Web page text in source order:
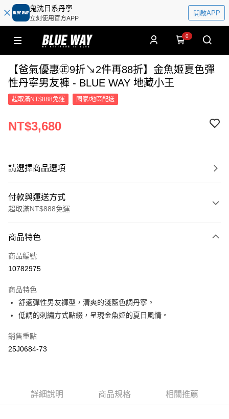
鬼洗日系丹寧
立刻使用官方APP
開啟APP
0
【爸氣優惠㊣9折↘2件再88折】金魚姬夏色彈
性丹寧男友褲 - BLUE WAY 地藏小王
超取滿NT$888免運 國家/地區配送
NT$3,680
請選擇商品選項
付款與運送方式
超取滿NT$888免運
信用卡一次付款
超商取貨付款
Apple Pay
街口支付
悠遊付
大哥付你分期
商品特色
商品編號
10782975
商品特色
舒適彈性男友褲型，清爽的淺藍色調丹寧。
低調的刺繡方式點綴，呈現金魚姬的夏日風情。
銷售重點
25J0684-73
詳細說明 商品規格 相關推薦